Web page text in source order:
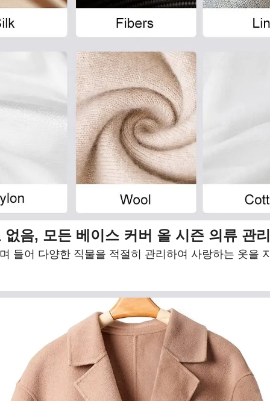
없음, 모든 베이스 커버 올 시즌 의류 관
들어 다양한 직물을 적절히 관리하여 사랑하는 옷을